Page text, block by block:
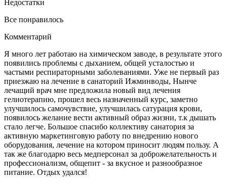
Недостатки
Все понравилось
Комментарий
Я много лет работаю на химическом заводе, в результате этого
появились проблемы с дыханием, общей усталостью и
частыми респираторными заболеваниями. Уже не первый раз
приезжаю на лечение в санаторий Ижминводы, Нынче
лечащий врач мне предложила новый вид лечения
гелиотерапию, прошел весь назначенный курс, заметно
улучшилось самочувствие, улучшилась сатурация крови,
появилось желание вести активный образ жизни, т.к дышать
стало легче. Большое спасибо коллективу санатория за
активную маркетинговую работу по внедрению нового
оборудования, лечение на котором приносит людям пользу. А
так же благодарю весь медперсонал за доброжелательность и
профессионализм, общепит - за вкусное и разнообразное
питание. Отдых удался!